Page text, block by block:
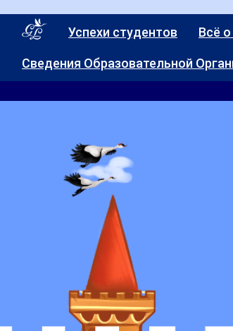
Успехи студентов Всё
Сведения Образовательной